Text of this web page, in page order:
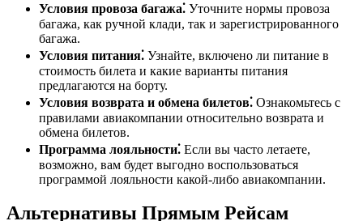
Условия провоза багажа⁚ Уточните нормы провоза
багажа, как ручной клади, так и зарегистрированного
багажа.
Условия питания⁚ Узнайте, включено ли питание в
стоимость билета и какие варианты питания
предлагаются на борту.
Условия возврата и обмена билетов⁚ Ознакомьтесь с
правилами авиакомпании относительно возврата и
обмена билетов.
Программа лояльности⁚ Если вы часто летаете,
возможно, вам будет выгодно воспользоваться
программой лояльности какой-либо авиакомпании.
Альтернативы Прямым Рейсам